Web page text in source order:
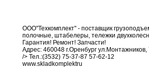
ООО"Техкомплект" - поставщик
полочные, штабелеры, тележки
Гарантия! Ремонт! Запчасти!
Адрес: 460048 г.Оренбург ул.Монтажников,
/> Тел.:(3532) 75-37-87 57-62-12
www.skladkomplektru